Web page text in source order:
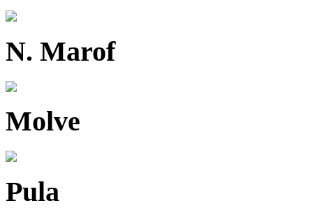
N. Marof
Molve
Pula